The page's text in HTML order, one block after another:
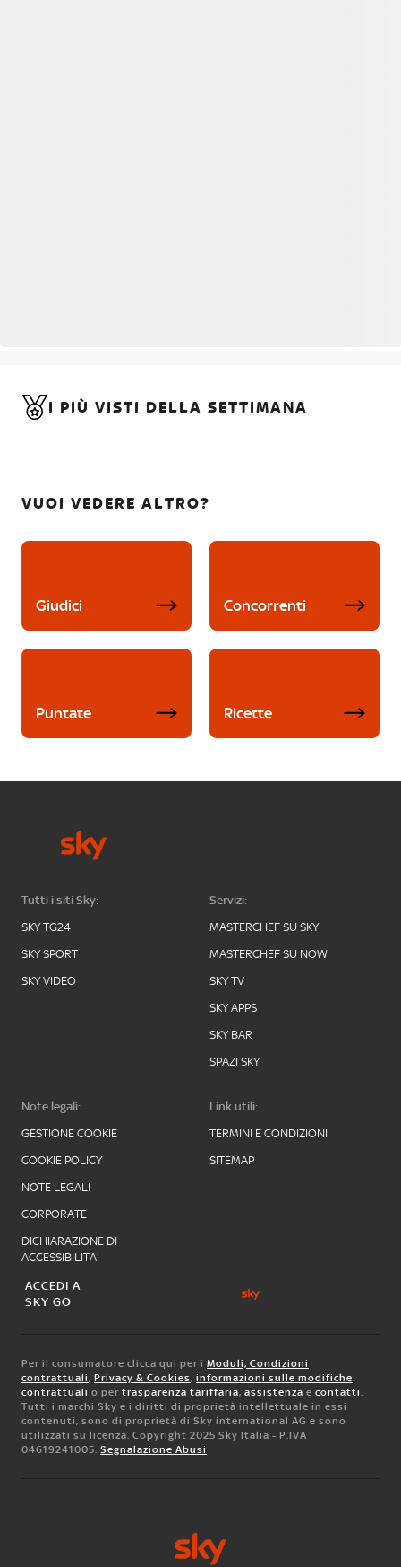
I PIÙ VISTI DELLA SETTIMANA
VUOI VEDERE ALTRO?
Giudici Concorrenti
Puntate Ricette
Tutti i siti Sky:
SKY TG24
SKY SPORT
SKY VIDEO
Servizi:
MASTERCHEF SU SKY
MASTERCHEF SU NOW
SKY TV
SKY APPS
SKY BAR
SPAZI SKY
Note legali:
GESTIONE COOKIE
COOKIE POLICY
NOTE LEGALI
CORPORATE
DICHIARAZIONE DI
ACCESSIBILITA'
Link utili:
TERMINI E CONDIZIONI
SITEMAP
ACCEDI A
SKY GO
Per il consumatore clicca qui per i Moduli, Condizioni
contrattuali, Privacy & Cookies, informazioni sulle modifiche
contrattuali o per trasparenza tariffaria, assistenza e contatti.
Tutti i marchi Sky e i diritti di proprietà intellettuale in essi
contenuti, sono di proprietà di Sky international AG e sono
utilizzati su licenza. Copyright 2025 Sky Italia - P.IVA
04619241005. Segnalazione Abusi